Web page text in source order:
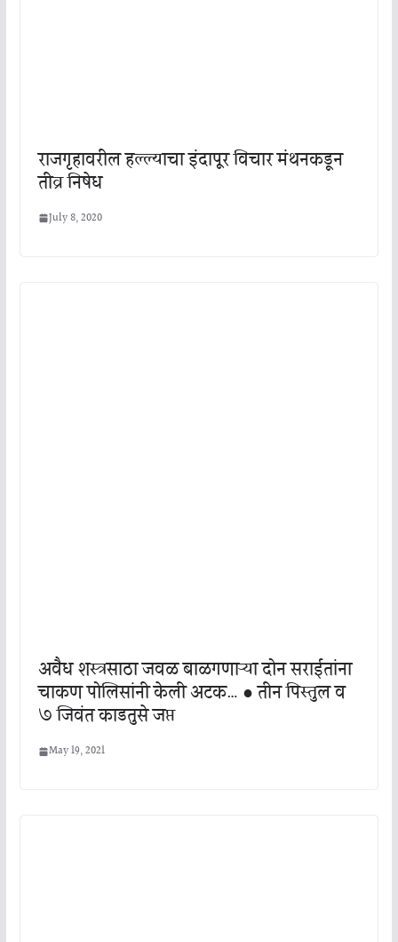
राजगृहावरील हल्ल्याचा इंदापूर विचार मंथनकडून
तीव्र निषेध
July 8, 2020
अवैध शस्त्रसाठा जवळ बाळगणाऱ्या दोन सराईतांना
चाकण पोलिसांनी केली अटक… ● तीन पिस्तुल व
७ जिवंत काडतुसे जप्त
May 19, 2021